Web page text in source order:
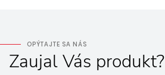
OPÝTAJTE SA NÁS
ZaujalVás produkt?